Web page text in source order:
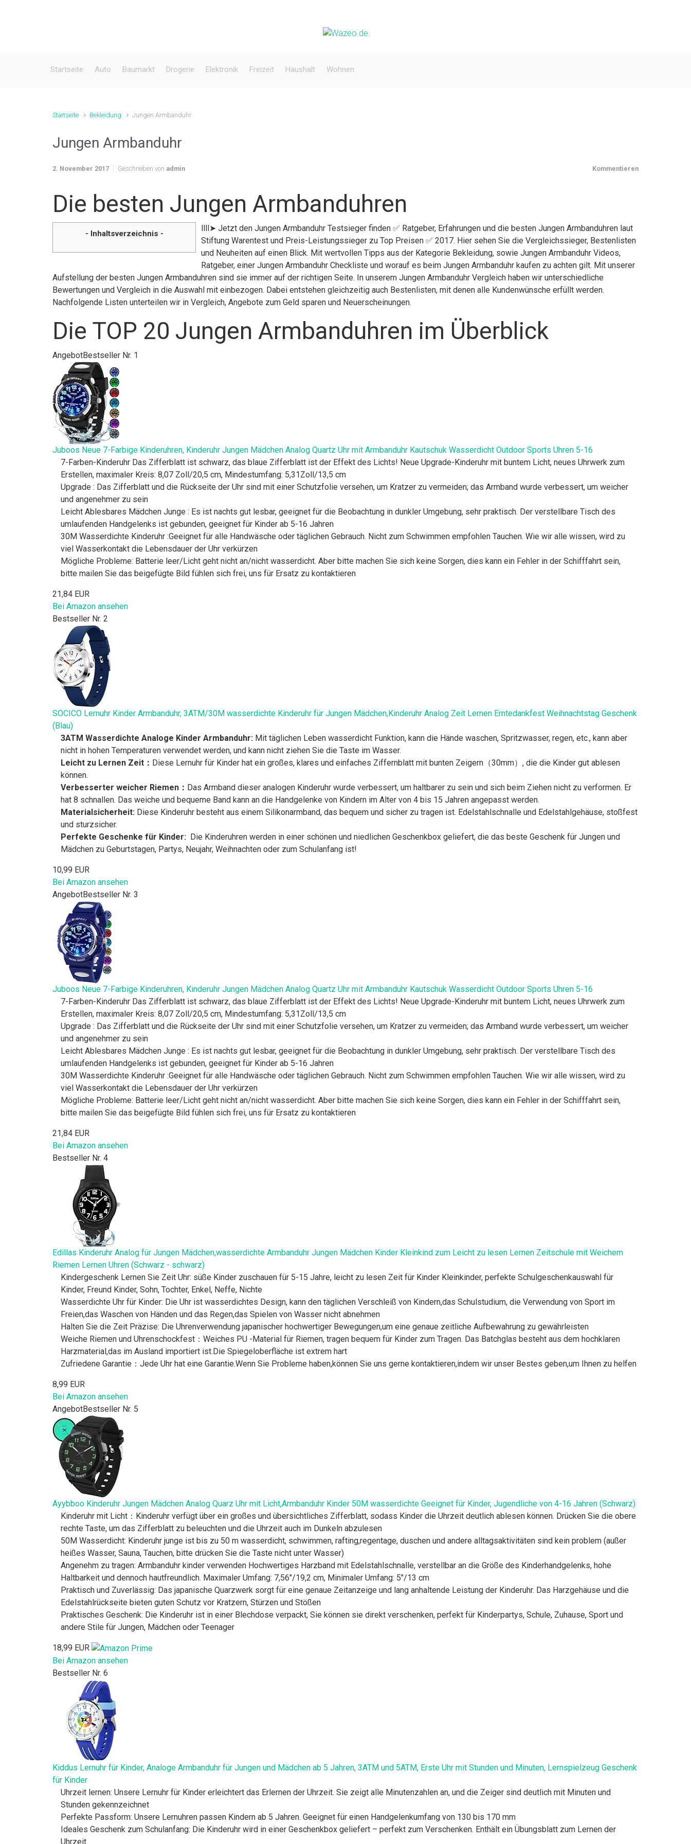
Startseite Auto Baumarkt Drogerie Elektronik Freizeit Haushalt Wohnen
Startseite Bekleidung Jungen Armbanduhr
Jungen Armbanduhr
2. November 2017 Geschrieben von admin Kommentieren
Die besten Jungen Armbanduhren
- Inhaltsverzeichnis -
llll➤ Jetzt den Jungen Armbanduhr Testsieger finden ✅ Ratgeber, Erfahrungen und die besten Jungen Armbanduhren laut
Stiftung Warentest und Preis-Leistungssieger zu Top Preisen ✅ 2017. Hier sehen Sie die Vergleichssieger, Bestenlisten
und Neuheiten auf einen Blick. Mit wertvollen Tipps aus der Kategorie Bekleidung, sowie Jungen Armbanduhr Videos,
Ratgeber, einer Jungen Armbanduhr Checkliste und worauf es beim Jungen Armbanduhr kaufen zu achten gilt. Mit unserer
Aufstellung der besten Jungen Armbanduhren sind sie immer auf der richtigen Seite. In unserem Jungen Armbanduhr Vergleich haben wir unterschiedliche
Bewertungen und Vergleich in die Auswahl mit einbezogen. Dabei entstehen gleichzeitig auch Bestenlisten, mit denen alle Kundenwünsche erfüllt werden.
Nachfolgende Listen unterteilen wir in Vergleich, Angebote zum Geld sparen und Neuerscheinungen.
Die TOP 20 Jungen Armbanduhren im Überblick
AngebotBestseller Nr. 1
Juboos Neue 7-Farbige Kinderuhren, Kinderuhr Jungen Mädchen Analog Quartz Uhr mit Armbanduhr Kautschuk Wasserdicht Outdoor Sports Uhren 5-16
7-Farben-Kinderuhr Das Zifferblatt ist schwarz, das blaue Zifferblatt ist der Effekt des Lichts! Neue Upgrade-Kinderuhr mit buntem Licht, neues Uhrwerk zum
Erstellen, maximaler Kreis: 8,07 Zoll/20,5 cm, Mindestumfang: 5,31Zoll/13,5 cm
Upgrade : Das Zifferblatt und die Rückseite der Uhr sind mit einer Schutzfolie versehen, um Kratzer zu vermeiden; das Armband wurde verbessert, um weicher
und angenehmer zu sein
Leicht Ablesbares Mädchen Junge : Es ist nachts gut lesbar, geeignet für die Beobachtung in dunkler Umgebung, sehr praktisch. Der verstellbare Tisch des
umlaufenden Handgelenks ist gebunden, geeignet für Kinder ab 5-16 Jahren
30M Wasserdichte Kinderuhr :Geeignet für alle Handwäsche oder täglichen Gebrauch. Nicht zum Schwimmen empfohlen Tauchen. Wie wir alle wissen, wird zu
viel Wasserkontakt die Lebensdauer der Uhr verkürzen
Mögliche Probleme: Batterie leer/Licht geht nicht an/nicht wasserdicht. Aber bitte machen Sie sich keine Sorgen, dies kann ein Fehler in der Schifffahrt sein,
bitte mailen Sie das beigefügte Bild fühlen sich frei, uns für Ersatz zu kontaktieren
21,84 EUR
Bei Amazon ansehen
Bestseller Nr. 2
SOCICO Lernuhr Kinder Armbanduhr, 3ATM/30M wasserdichte Kinderuhr für Jungen Mädchen,Kinderuhr Analog Zeit Lernen Erntedankfest Weihnachtstag Geschenk
(Blau)
3ATM Wasserdichte Analoge Kinder Armbanduhr: Mit täglichen Leben wasserdicht Funktion, kann die Hände waschen, Spritzwasser, regen, etc., kann aber
nicht in hohen Temperaturen verwendet werden, und kann nicht ziehen Sie die Taste im Wasser.
Leicht zu Lernen Zeit： Diese Lernuhr für Kinder hat ein großes, klares und einfaches Ziffernblatt mit bunten Zeigern（30mm）, die die Kinder gut ablesen
können.
Verbesserter weicher Riemen： Das Armband dieser analogen Kinderuhr wurde verbessert, um haltbarer zu sein und sich beim Ziehen nicht zu verformen. Er
hat 8 schnallen. Das weiche und bequeme Band kann an die Handgelenke von Kindern im Alter von 4 bis 15 Jahren angepasst werden.
Materialsicherheit: Diese Kinderuhr besteht aus einem Silikonarmband, das bequem und sicher zu tragen ist. Edelstahlschnalle und Edelstahlgehäuse, stoßfest
und sturzsicher.
Perfekte Geschenke für Kinder: Die Kinderuhren werden in einer schönen und niedlichen Geschenkbox geliefert, die das beste Geschenk für Jungen und
Mädchen zu Geburtstagen, Partys, Neujahr, Weihnachten oder zum Schulanfang ist!
10,99 EUR
Bei Amazon ansehen
AngebotBestseller Nr. 3
Juboos Neue 7-Farbige Kinderuhren, Kinderuhr Jungen Mädchen Analog Quartz Uhr mit Armbanduhr Kautschuk Wasserdicht Outdoor Sports Uhren 5-16
7-Farben-Kinderuhr Das Zifferblatt ist schwarz, das blaue Zifferblatt ist der Effekt des Lichts! Neue Upgrade-Kinderuhr mit buntem Licht, neues Uhrwerk zum
Erstellen, maximaler Kreis: 8,07 Zoll/20,5 cm, Mindestumfang: 5,31Zoll/13,5 cm
Upgrade : Das Zifferblatt und die Rückseite der Uhr sind mit einer Schutzfolie versehen, um Kratzer zu vermeiden; das Armband wurde verbessert, um weicher
und angenehmer zu sein
Leicht Ablesbares Mädchen Junge : Es ist nachts gut lesbar, geeignet für die Beobachtung in dunkler Umgebung, sehr praktisch. Der verstellbare Tisch des
umlaufenden Handgelenks ist gebunden, geeignet für Kinder ab 5-16 Jahren
30M Wasserdichte Kinderuhr :Geeignet für alle Handwäsche oder täglichen Gebrauch. Nicht zum Schwimmen empfohlen Tauchen. Wie wir alle wissen, wird zu
viel Wasserkontakt die Lebensdauer der Uhr verkürzen
Mögliche Probleme: Batterie leer/Licht geht nicht an/nicht wasserdicht. Aber bitte machen Sie sich keine Sorgen, dies kann ein Fehler in der Schifffahrt sein,
bitte mailen Sie das beigefügte Bild fühlen sich frei, uns für Ersatz zu kontaktieren
21,84 EUR
Bei Amazon ansehen
Bestseller Nr. 4
Edillas Kinderuhr Analog für Jungen Mädchen,wasserdichte Armbanduhr Jungen Mädchen Kinder Kleinkind zum Leicht zu lesen Lernen Zeitschule mit Weichem
Riemen Lernen Uhren (Schwarz - schwarz)
Kindergeschenk Lernen Sie Zeit Uhr: süße Kinder zuschauen für 5-15 Jahre, leicht zu lesen Zeit für Kinder Kleinkinder, perfekte Schulgeschenkauswahl für
Kinder, Freund Kinder, Sohn, Tochter, Enkel, Neffe, Nichte
Wasserdichte Uhr für Kinder: Die Uhr ist wasserdichtes Design, kann den täglichen Verschleiß von Kindern,das Schulstudium, die Verwendung von Sport im
Freien,das Waschen von Händen und das Regen,das Spielen von Wasser nicht abnehmen
Halten Sie die Zeit Präzise: Die Uhrenverwendung japanischer hochwertiger Bewegungen,um eine genaue zeitliche Aufbewahrung zu gewährleisten
Weiche Riemen und Uhrenschockfest：Weiches PU -Material für Riemen, tragen bequem für Kinder zum Tragen. Das Batchglas besteht aus dem hochklaren
Harzmaterial,das im Ausland importiert ist.Die Spiegeloberfläche ist extrem hart
Zufriedene Garantie：Jede Uhr hat eine Garantie.Wenn Sie Probleme haben,können Sie uns gerne kontaktieren,indem wir unser Bestes geben,um Ihnen zu helfen
8,99 EUR
Bei Amazon ansehen
AngebotBestseller Nr. 5
Ayybboo Kinderuhr Jungen Mädchen Analog Quarz Uhr mit Licht,Armbanduhr Kinder 50M wasserdichte Geeignet für Kinder, Jugendliche von 4-16 Jahren (Schwarz)
Kinderuhr mit Licht：Kinderuhr verfügt über ein großes und übersichtliches Zifferblatt, sodass Kinder die Uhrzeit deutlich ablesen können. Drücken Sie die obere
rechte Taste, um das Zifferblatt zu beleuchten und die Uhrzeit auch im Dunkeln abzulesen
50M Wasserdicht: Kinderuhr junge ist bis zu 50 m wasserdicht, schwimmen, rafting,regentage, duschen und andere alltagsaktivitäten sind kein problem (außer
heißes Wasser, Sauna, Tauchen, bitte drücken Sie die Taste nicht unter Wasser)
Angenehm zu tragen: Armbanduhr kinder verwenden Hochwertiges Harzband mit Edelstahlschnalle, verstellbar an die Größe des Kinderhandgelenks, hohe
Haltbarkeit und dennoch hautfreundlich. Maximaler Umfang: 7,56"/19,2 cm, Minimaler Umfang: 5"/13 cm
Praktisch und Zuverlässig: Das japanische Quarzwerk sorgt für eine genaue Zeitanzeige und lang anhaltende Leistung der Kinderuhr. Das Harzgehäuse und die
Edelstahlrückseite bieten guten Schutz vor Kratzern, Stürzen und Stößen
Praktisches Geschenk: Die Kinderuhr ist in einer Blechdose verpackt, Sie können sie direkt verschenken, perfekt für Kinderpartys, Schule, Zuhause, Sport und
andere Stile für Jungen, Mädchen oder Teenager
18,99 EUR
Bei Amazon ansehen
Bestseller Nr. 6
Kiddus Lernuhr für Kinder, Analoge Armbanduhr für Jungen und Mädchen ab 5 Jahren, 3ATM und 5ATM, Erste Uhr mit Stunden und Minuten, Lernspielzeug Geschenk
für Kinder
Uhrzeit lernen: Unsere Lernuhr für Kinder erleichtert das Erlernen der Uhrzeit. Sie zeigt alle Minutenzahlen an, und die Zeiger sind deutlich mit Minuten und
Stunden gekennzeichnet
Perfekte Passform: Unsere Lernuhren passen Kindern ab 5 Jahren. Geeignet für einen Handgelenkumfang von 130 bis 170 mm
Ideales Geschenk zum Schulanfang: Die Kinderuhr wird in einer Geschenkbox geliefert – perfekt zum Verschenken. Enthält ein Übungsblatt zum Lernen der
Uhrzeit